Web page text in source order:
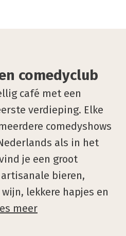
comedyclub
café met een
verdieping. Elke
comedyshows
als in het
je een groot
bieren,
lekkere hapjes en
meer